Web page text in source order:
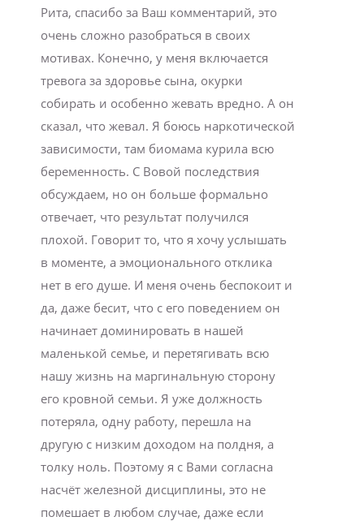
Рита, спасибо за Ваш комментарий, это
очень сложно разобраться в своих
мотивах. Конечно, у меня включается
тревога за здоровье сына, окурки
собирать и особенно жевать вредно. А он
сказал, что жевал. Я боюсь наркотической
зависимости, там биомама курила всю
беременность. С Вовой последствия
обсуждаем, но он больше формально
отвечает, что результат получился
плохой. Говорит то, что я хочу услышать
в моменте, а эмоционального отклика
нет в его душе. И меня очень беспокоит и
да, даже бесит, что с его поведением он
начинает доминировать в нашей
маленькой семье, и перетягивать всю
нашу жизнь на маргинальную сторону
его кровной семьи. Я уже должность
потеряла, одну работу, перешла на
другую с низким доходом на полдня, а
толку ноль. Поэтому я с Вами согласна
насчёт железной дисциплины, это не
помешает в любом случае, даже если